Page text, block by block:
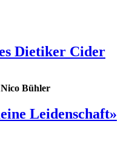
Dietiker Cider
Bühler
Leidenschaft»